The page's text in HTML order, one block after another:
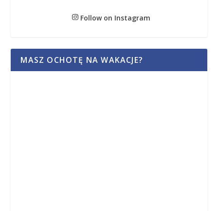
Follow on Instagram
MASZ OCHOTĘ NA WAKACJE?